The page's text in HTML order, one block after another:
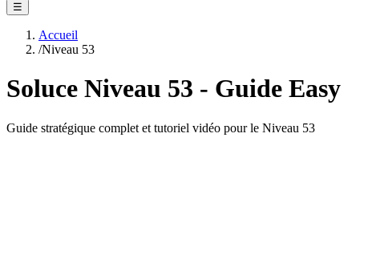
☰
Accueil
/Niveau 53
Soluce Niveau 53 - Guide Easy
Guide stratégique complet et tutoriel vidéo pour le Niveau 53